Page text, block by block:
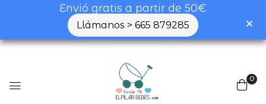
Envió gratis a partir de 50€
Llámanos > 665 879285
0